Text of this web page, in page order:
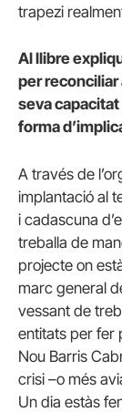
trapezi
Al llibre
per reconciliar
seva capacitat
forma
A través de
implantació al
i cadascuna
treballa de
projecte on
marc general
vessant de
entitats per fer
Nou Barris
crisi –o més
Un dia estàs